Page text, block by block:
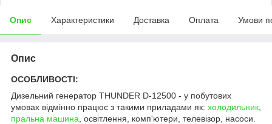
Опис Характеристики Доставка Оплата Умови
Опис
ОСОБЛИВОСТІ:
Дизельний генератор THUNDER D-12500 - у побутових
умовах відмінно працює з такими приладами як: холодильник
пральна машина , освітлення, комп'ютери, телевізор, насоси.